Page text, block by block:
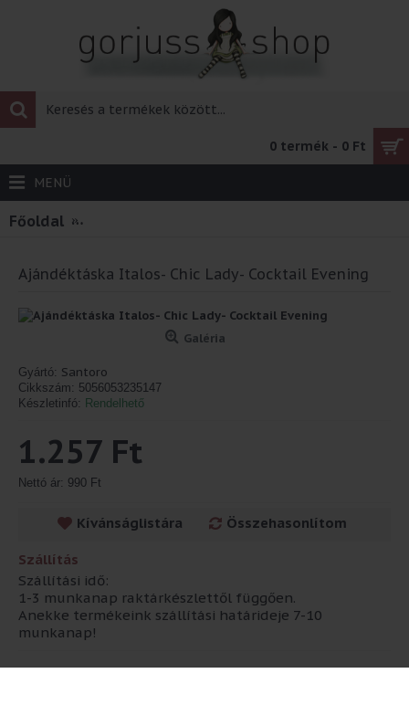
0 termék - 0 Ft
MENÜ
Főoldal Ajándéktáska Italos- Chic Lady- Cocktail
Ajándéktáska Italos- Chic Lady- Cocktail Evening
Galéria
Gyártó: Santoro
Cikkszám: 5056053235147
Készletinfó: Rendelhető
1.257 Ft
Nettó ár: 990 Ft
Kívánságlistára Összehasonlítom
Szállítás
Szállítási idő:
1-3 munkanap raktárkészlettől függően.
Anekke termékeink szállítási határideje 7-10
munkanap!